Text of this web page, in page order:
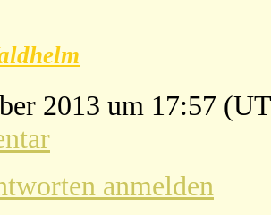
2013 um 17:57
anmelden